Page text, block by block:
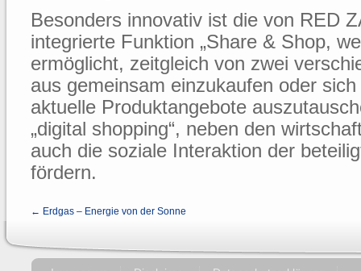
Besonders innovativ ist die von RED
integrierte Funktion „Share & Shop,
ermöglicht, zeitgleich von zwei
aus gemeinsam einzukaufen oder
aktuelle Produktangebote
„digital shopping“, neben den
auch die soziale Interaktion der
fördern.
← Erdgas – Energie von der Sonne